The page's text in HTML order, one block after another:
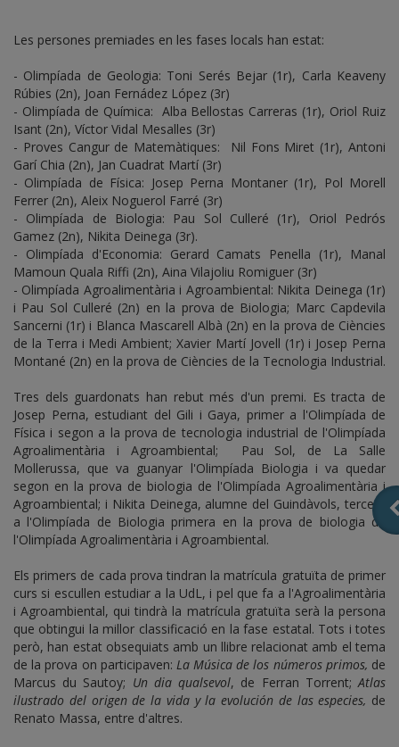
Les persones premiades en les fases locals han estat:
- Olimpíada de Geologia: Toni Serés Bejar (1r), Carla Keaveny
Rúbies (2n), Joan Fernádez López (3r)
- Olimpíada de Química: Alba Bellostas Carreras (1r), Oriol Ruiz
Isant (2n), Víctor Vidal Mesalles (3r)
- Proves Cangur de Matemàtiques: Nil Fons Miret (1r), Antoni
Garí Chia (2n), Jan Cuadrat Martí (3r)
- Olimpíada de Física: Josep Perna Montaner (1r), Pol Morell
Ferrer (2n), Aleix Noguerol Farré (3r)
- Olimpíada de Biologia: Pau Sol Culleré (1r), Oriol Pedrós
Gamez (2n), Nikita Deinega (3r).
- Olimpíada d'Economia: Gerard Camats Penella (1r), Manal
Mamoun Quala Riffi (2n), Aina Vilajoliu Romiguer (3r)
- Olimpíada Agroalimentària i Agroambiental: Nikita Deinega (1r)
i Pau Sol Culleré (2n) en la prova de Biologia; Marc Capdevila
Sancerni (1r) i Blanca Mascarell Albà (2n) en la prova de Ciències
de la Terra i Medi Ambient; Xavier Martí Jovell (1r) i Josep Perna
Montané (2n) en la prova de Ciències de la Tecnologia Industrial.
Tres dels guardonats han rebut més d'un premi. Es tracta de
Josep Perna, estudiant del Gili i Gaya, primer a l'Olimpíada de
Física i segon a la prova de tecnologia industrial de l'Olimpíada
Agroalimentària i Agroambiental; Pau Sol, de La Salle
Mollerussa, que va guanyar l'Olimpíada Biologia i va quedar
segon en la prova de biologia de l'Olimpíada Agroalimentària i
Agroambiental; i Nikita Deinega, alumne del Guindàvols, tercera
a l'Olimpíada de Biologia primera en la prova de biologia de
l'Olimpíada Agroalimentària i Agroambiental.
Els primers de cada prova tindran la matrícula gratuïta de primer
curs si escullen estudiar a la UdL, i pel que fa a l'Agroalimentària
i Agroambiental, qui tindrà la matrícula gratuïta serà la persona
que obtingui la millor classificació en la fase estatal. Tots i totes
però, han estat obsequiats amb un llibre relacionat amb el tema
de la prova on participaven: La Música de los números primos, de
Marcus du Sautoy; Un dia qualsevol, de Ferran Torrent;Atlas
ilustrado del origen de la vida y la evolución de las especies, de
Renato Massa, entre d'altres.